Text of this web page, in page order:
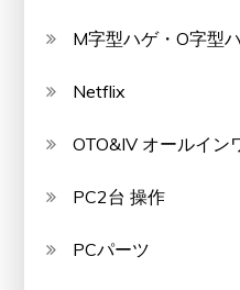
M字型ハゲ・O字型
Netflix
OTO&IV オールイン
PC2台 操作
PCパーツ